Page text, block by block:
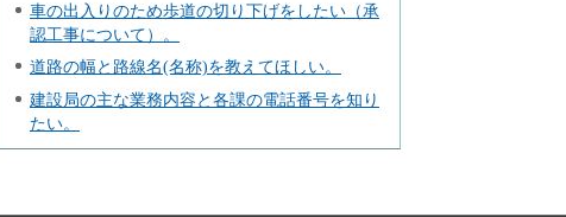
車の出入りのため歩道の切り下げをしたい（承
認工事について）。
道路の幅と路線名(名称)を教えてほしい。
建設局の主な業務内容と各課の電話番号を知り
たい。